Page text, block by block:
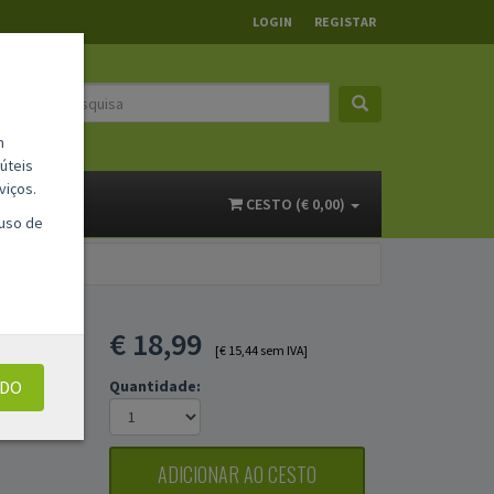
LOGIN REGISTAR
CESTO (€ 0,00)
€ 18,99 [€ 15,44 sem IVA]
Quantidade:
ADICIONAR AO CESTO
de